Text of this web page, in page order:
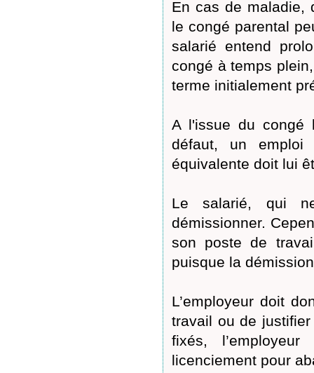
En cas de maladie,
le congé parental
salarié entend
congé à temps
terme initialement
A l'issue du congé
défaut, un emploi
équivalente doit lui
Le salarié, qui
démissionner.
son poste de
puisque la
L’employeur doit
travail ou de
fixés,
licenciement pour